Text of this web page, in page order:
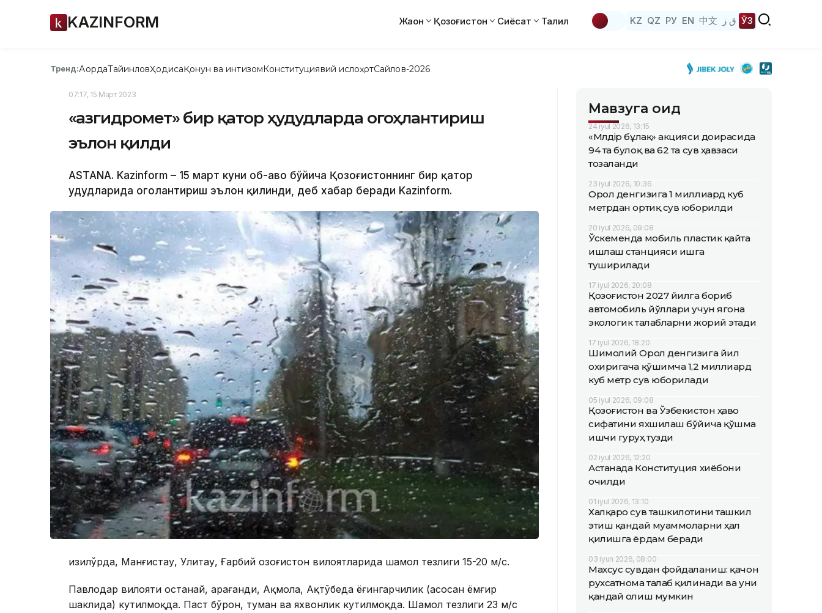
KAZINFORM Жаҳон Қозоғистон Сиёсат Таҳлил KZ QZ РУ EN 中文 ق ز ЎЗ
Тренд:АқордаТайинловҲодисаҚонун ва интизомКонституциявий ислоҳотСайлов-2026
07:17, 15 Март 2023
«Қазгидромет» бир қатор ҳудудларда огоҳлантириш
эълон қилди
ASTANA. Kazinform – 15 март куни об-ҳаво бўйича Қозоғистоннинг бир қатор
ҳудудларида огоҳлантириш эълон қилинди, деб хабар беради Kazinform.
Қизилўрда, Манғистау, Улитау, Ғарбий Қозоғистон вилоятларида шамол тезлиги 15-20 м/с.
Павлодар вилояти Қостанай, Қарағанди, Ақмола, Ақтўбеда ёғингарчилик (асосан ёмғир
шаклида) кутилмоқда. Паст бўрон, туман ва яхвонлик кутилмоқда. Шамол тезлиги 23 м/с
Мавзуга оид
24 iyul 2026, 13:15
«Мөлдір бұлақ» акцияси доирасида
94 та булоқ ва 62 та сув ҳавзаси
тозаланди
23 iyul 2026, 10:36
Орол денгизига 1 миллиард куб
метрдан ортиқ сув юборилди
20 iyul 2026, 09:08
Ўскеменда мобиль пластик қайта
ишлаш станцияси ишга
туширилади
17 iyul 2026, 20:08
Қозоғистон 2027 йилга бориб
автомобиль йўллари учун ягона
экологик талабларни жорий этади
17 iyul 2026, 18:20
Шимолий Орол денгизига йил
охиригача қўшимча 1,2 миллиард
куб метр сув юборилади
05 iyul 2026, 09:08
Қозоғистон ва Ўзбекистон ҳаво
сифатини яхшилаш бўйича қўшма
ишчи гуруҳ тузди
02 iyul 2026, 12:20
Астанада Конституция хиёбони
очилди
01 iyul 2026, 13:10
Халқаро сув ташкилотини ташкил
этиш қандай муаммоларни ҳал
қилишга ёрдам беради
03 iyun 2026, 08:00
Махсус сувдан фойдаланиш: қачон
рухсатнома талаб қилинади ва уни
қандай олиш мумкин